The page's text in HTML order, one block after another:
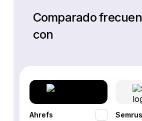
Comparado
con
Ahrefs